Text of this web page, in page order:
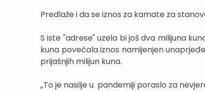
Predlaže i da se iznos za kamate za
S iste "adrese" uzela bi još dva milijuna
kuna povećala iznos namijenjen
prijašnjih milijun kuna.
„To je nasilje u pandemiji poraslo za